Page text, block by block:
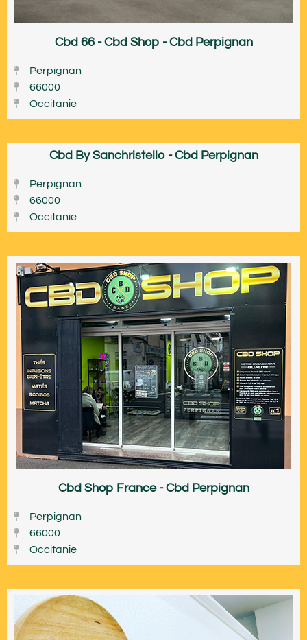
Cbd 66 - Cbd Shop - Cbd Perpignan
Perpignan
66000
Occitanie
Cbd By Sanchristello - Cbd Perpignan
Perpignan
66000
Occitanie
Cbd Shop France - Cbd Perpignan
Perpignan
66000
Occitanie